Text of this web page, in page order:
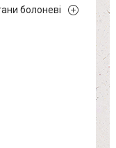
болоневі